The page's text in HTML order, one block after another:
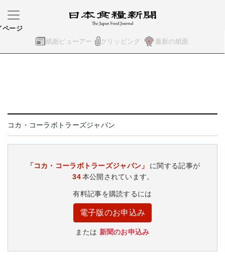
紙面ビューアー クリッピング 最新の紙面
ページ
コカ・コーラボトラーズジャパン
「コカ・コーラボトラーズジャパン」
に関する記事が
34本公開されています。
有料記事を購読するには
電子版のお申込み
または 新聞のお申込み